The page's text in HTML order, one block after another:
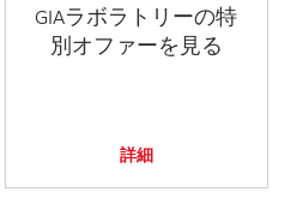
GIAラボラトリーの特
別オファーを見る
詳細